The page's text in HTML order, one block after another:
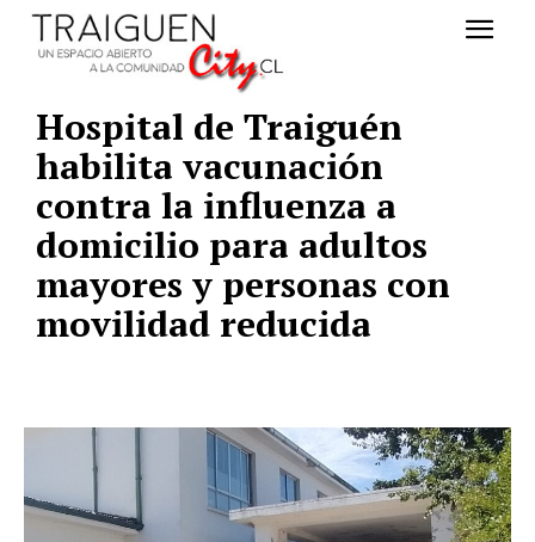
Hospital de Traiguén
habilita vacunación
contra la influenza a
domicilio para adultos
mayores y personas con
movilidad reducida